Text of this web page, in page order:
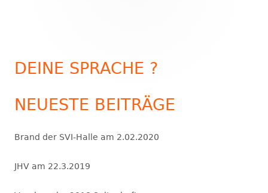
DEINE SPRACHE ?
NEUESTE BEITRÄGE
Brand der SVI-Halle am 2.02.2020
JHV am 22.3.2019